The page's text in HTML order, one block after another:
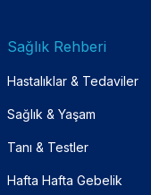
Sağlık Rehberi
Hastalıklar & Tedaviler
Sağlık & Yaşam
Tanı & Testler
Hafta Hafta Gebelik